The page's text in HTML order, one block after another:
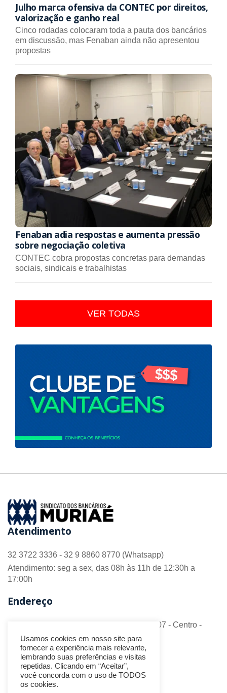
Julho marca ofensiva da CONTEC por direitos,
valorização e ganho real
Cinco rodadas colocaram toda a pauta dos bancários
em discussão, mas Fenaban ainda não apresentou
propostas
Fenaban adia respostas e aumenta pressão
sobre negociação coletiva
CONTEC cobra propostas concretas para demandas
sociais, sindicais e trabalhistas
VER TODAS
Atendimento
32 3722 3336 - 32 9 8860 8770 (Whatsapp)
Atendimento: seg a sex, das 08h às 11h de 12:30h a
17:00h
Endereço
R. Barão do Monte Alto nº 70 - Sala 306/307 - Centro -
CEP 36.880-018 - Muriaé/MG
Redes Sociais
Usamos cookies em nosso site para
fornecer a experiência mais relevante,
lembrando suas preferências e visitas
repetidas. Clicando em “Aceitar”,
você concorda com o uso de TODOS
os cookies.